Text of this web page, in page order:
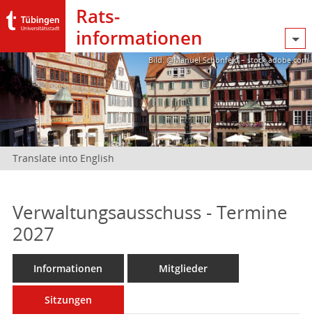
Rats­
informationen
Bild: @Manuel Schönfeld – stock.adobe.com
Translate into English
Verwaltungsausschuss - Termine
2027
Informationen Mitglieder
Sitzungen